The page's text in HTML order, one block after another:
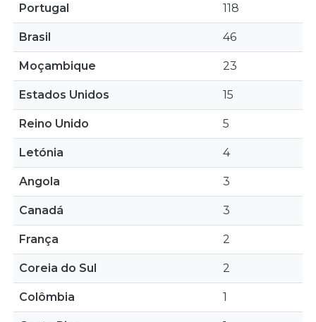
Portugal 118
Brasil 46
Moçambique 23
Estados Unidos 15
Reino Unido 5
Letónia 4
Angola 3
Canadá 3
França 2
Coreia do Sul 2
Colômbia 1